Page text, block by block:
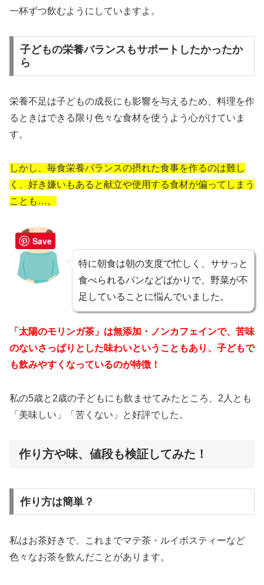
一杯ずつ飲むようにしていますよ。
子どもの栄養バランスもサポートしたかったか
ら
栄養不足は子どもの成長にも影響を与えるため、料理を作
るときはできる限り色々な食材を使うよう心がけていま
す。
しかし、毎食栄養バランスの摂れた食事を作るのは難し
く、好き嫌いもあると献立や使用する食材が偏ってしまう
ことも…。
特に朝食は朝の支度で忙しく、ササっと
食べられるパンなどばかりで、野菜が不
足していることに悩んでいました。
「太陽のモリンガ茶」は無添加・ノンカフェインで、苦味
のないさっぱりとした味わいということもあり、子どもで
も飲みやすくなっているのが特徴！
私の5歳と2歳の子どもにも飲ませてみたところ、2人とも
「美味しい」「苦くない」と好評でした。
作り方や味、値段も検証してみた！
作り方は簡単？
私はお茶好きで、これまでマテ茶・ルイボスティーなど
色々なお茶を飲んだことがあります。
Save